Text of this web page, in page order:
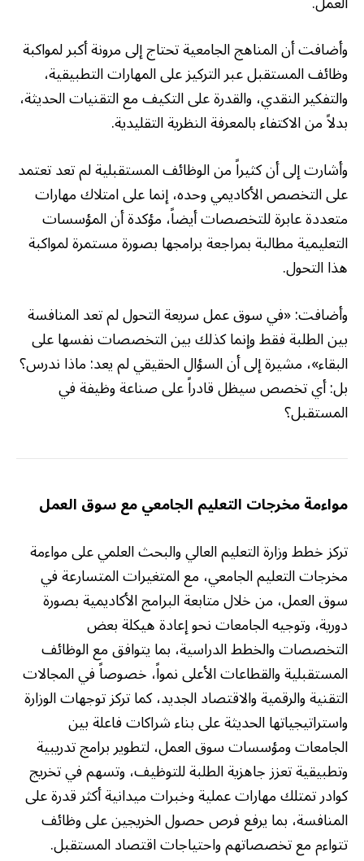
وأضافت أن المناهج الجامعية تحتاج إلى مرونة أكبر لمواكبة
وظائف المستقبل عبر التركيز على المهارات التطبيقية،
والتفكير النقدي، والقدرة على التكيف مع التقنيات الحديثة،
بدلاً من الاكتفاء بالمعرفة النظرية التقليدية.
وأشارت إلى أن كثيراً من الوظائف المستقبلية لم تعد تعتمد
على التخصص الأكاديمي وحده، إنما على امتلاك مهارات
متعددة عابرة للتخصصات أيضاً، مؤكدة أن المؤسسات
التعليمية مطالبة بمراجعة برامجها بصورة مستمرة لمواكبة
هذا التحول.
وأضافت: «في سوق عمل سريعة التحول لم تعد المنافسة
بين الطلبة فقط وإنما كذلك بين التخصصات نفسها على
البقاء»، مشيرة إلى أن السؤال الحقيقي لم يعد: ماذا ندرس؟
بل: أي تخصص سيظل قادراً على صناعة وظيفة في
المستقبل؟
مواءمة مخرجات التعليم الجامعي مع سوق العمل
تركز خطط وزارة التعليم العالي والبحث العلمي على مواءمة
مخرجات التعليم الجامعي، مع المتغيرات المتسارعة في
سوق العمل، من خلال متابعة البرامج الأكاديمية بصورة
دورية، وتوجيه الجامعات نحو إعادة هيكلة بعض
التخصصات والخطط الدراسية، بما يتوافق مع الوظائف
المستقبلية والقطاعات الأعلى نمواً، خصوصاً في المجالات
التقنية والرقمية والاقتصاد الجديد، كما تركز توجهات الوزارة
واستراتيجياتها الحديثة على بناء شراكات فاعلة بين
الجامعات ومؤسسات سوق العمل، لتطوير برامج تدريبية
وتطبيقية تعزز جاهزية الطلبة للتوظيف، وتسهم في تخريج
كوادر تمتلك مهارات عملية وخبرات ميدانية أكثر قدرة على
المنافسة، بما يرفع فرص حصول الخريجين على وظائف
تتواءم مع تخصصاتهم واحتياجات اقتصاد المستقبل.